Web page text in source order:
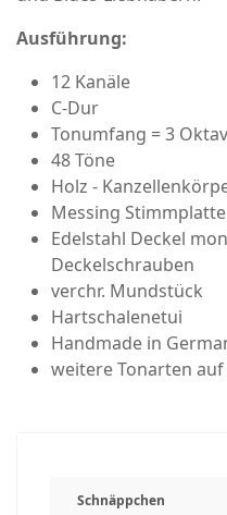
Ausführung:
12 Kanäle
C-Dur
Tonumfang = 3
48 Töne
Holz -
Messing
Edelstahl Deckel
Deckelschrauben
verchr. Mundstück
Hartschalenetui
Handmade in
weitere Tonarten
Schnäppchen